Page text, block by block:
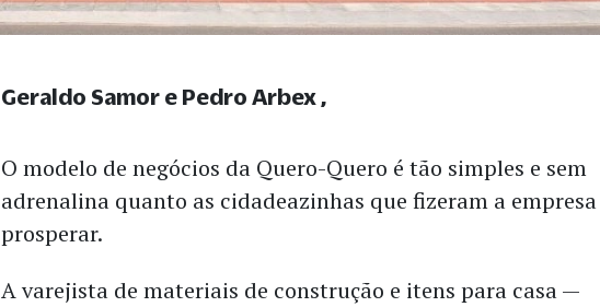
O modelo de negócios da Quero-Quero é tão simples e sem
adrenalina quanto as cidadeazinhas que fizeram a empresa
prosperar.
A varejista de materiais de construção e itens para casa —
Geraldo Samor e Pedro Arbex